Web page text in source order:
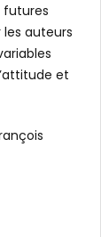
futures
auteurs
et